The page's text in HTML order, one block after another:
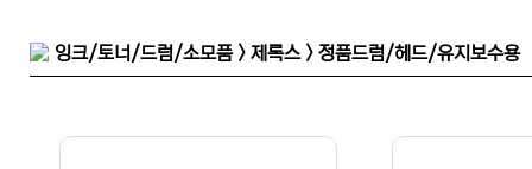
잉크/토너/드럼/소모품 > 제록스 > 정품드럼/헤드/유지보수용